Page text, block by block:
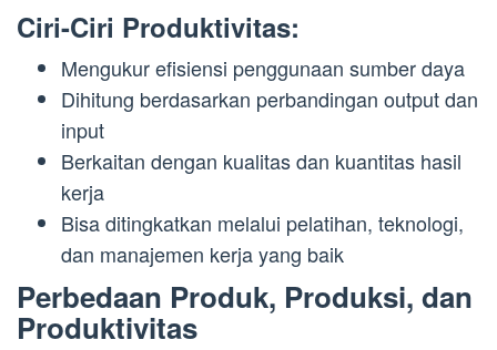
Ciri-Ciri Produktivitas:
Mengukur efisiensi penggunaan sumber daya
Dihitung berdasarkan perbandingan output dan
input
Berkaitan dengan kualitas dan kuantitas hasil
kerja
Bisa ditingkatkan melalui pelatihan, teknologi,
dan manajemen kerja yang baik
Perbedaan Produk, Produksi, dan
Produktivitas